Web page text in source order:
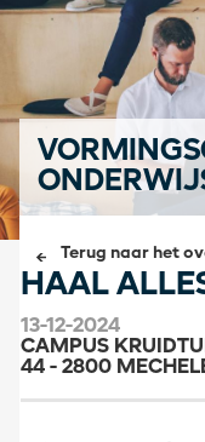
Terug naar het
HAAL
13-12-2024
CAMPUS
44 - 2800